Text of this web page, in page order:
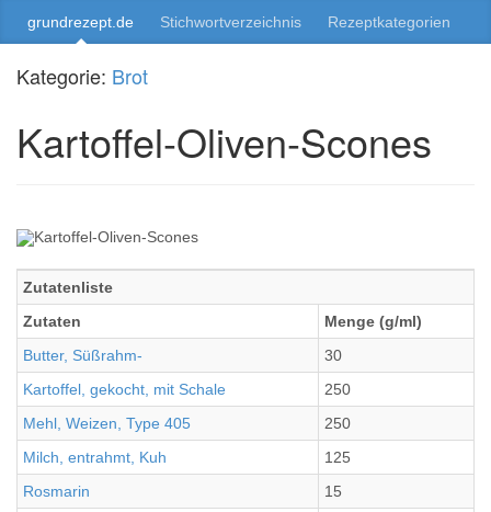
grundrezept.de Stichwortverzeichnis Rezeptkategorien
Kategorie: Brot
Kartoffel-Oliven-Scones
Zutatenliste
Zutaten
Menge (g/ml)
Butter, Süßrahm-
30
Kartoffel, gekocht, mit Schale
250
Mehl, Weizen, Type 405
250
Milch, entrahmt, Kuh
125
Rosmarin
15